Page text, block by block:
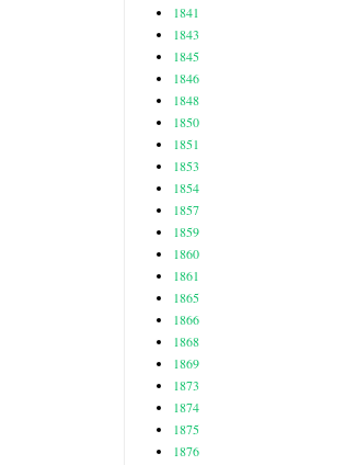
1841
1843
1845
1846
1848
1850
1851
1853
1854
1857
1859
1860
1861
1865
1866
1868
1869
1873
1874
1875
1876